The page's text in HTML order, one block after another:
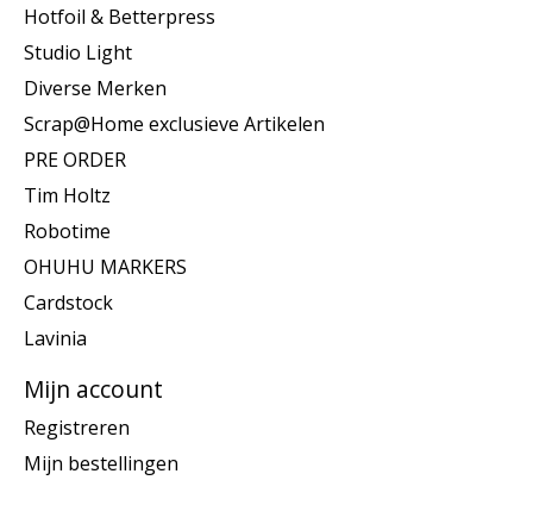
Hotfoil & Betterpress
Studio Light
Diverse Merken
Scrap@Home exclusieve Artikelen
PRE ORDER
Tim Holtz
Robotime
OHUHU MARKERS
Cardstock
Lavinia
Mijn account
Registreren
Mijn bestellingen